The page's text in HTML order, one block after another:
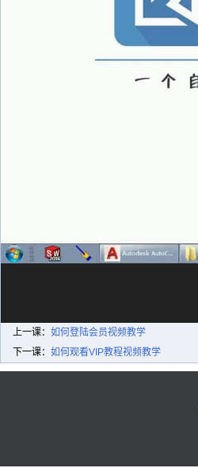
上一课： 如何登陆会员视频教学
下一课： 如何观看VIP教程视频教学